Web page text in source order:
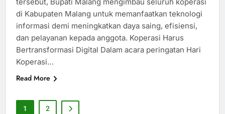
di Kabupaten Malang untuk memanfaatkan teknologi
informasi demi meningkatkan daya saing, efisiensi,
dan pelayanan kepada anggota. Koperasi Harus
Bertransformasi Digital Dalam acara peringatan Hari
Koperasi…
Read More
1 2